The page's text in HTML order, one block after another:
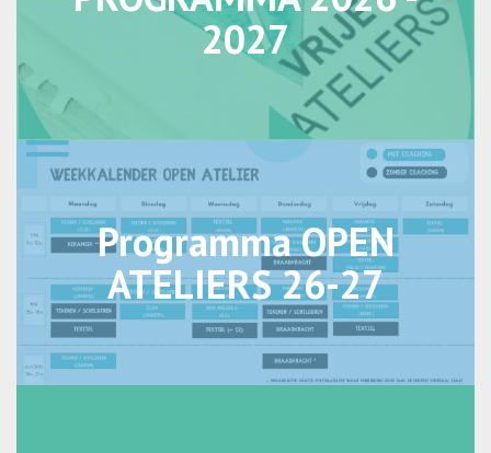
2027
Programma OPEN
ATELIERS 26-27